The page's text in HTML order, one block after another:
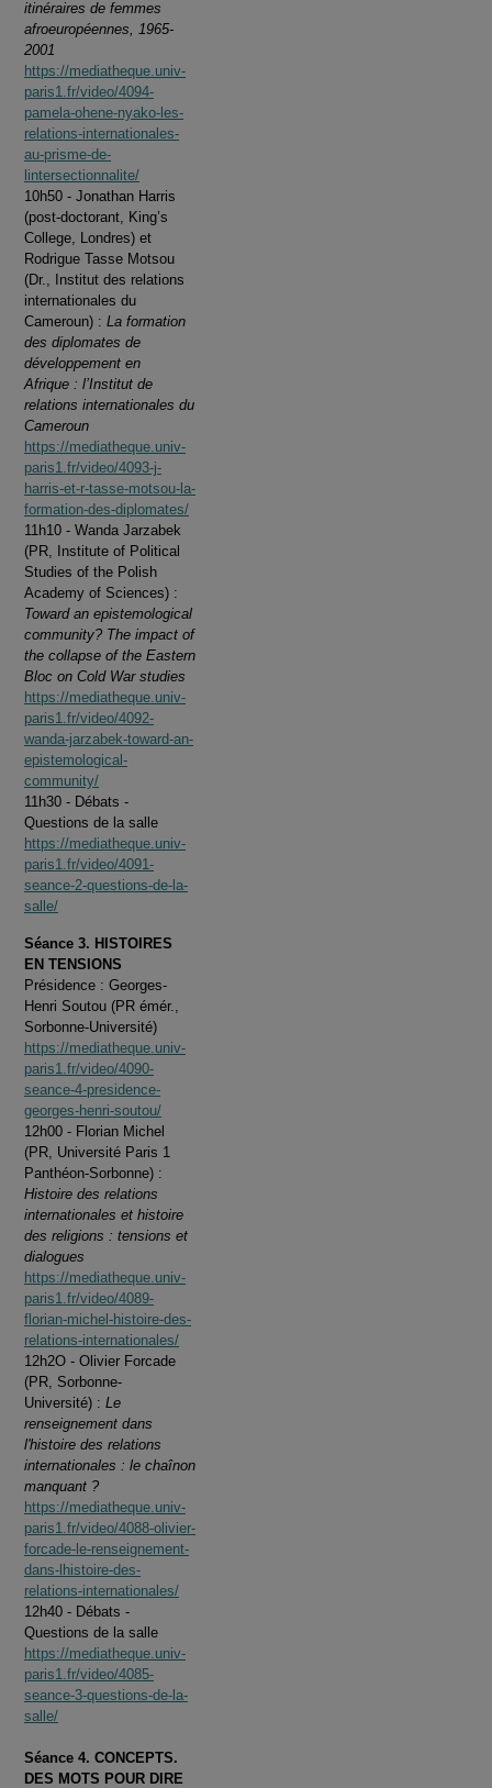
itinéraires de femmes
afroeuropéennes, 1965-
2001
https://mediatheque.univ-
paris1.fr/video/4094-
pamela-ohene-nyako-les-
relations-internationales-
au-prisme-de-
lintersectionnalite/
10h50 - Jonathan Harris
(post-doctorant, King’s
College, Londres) et
Rodrigue Tasse Motsou
(Dr., Institut des relations
internationales du
Cameroun) : La formation
des diplomates de
développement en
Afrique : l’Institut de
relations internationales du
Cameroun
https://mediatheque.univ-
paris1.fr/video/4093-j-
harris-et-r-tasse-motsou-la-
formation-des-diplomates/
11h10 - Wanda Jarzabek
(PR, Institute of Political
Studies of the Polish
Academy of Sciences) :
Toward an epistemological
community? The impact of
the collapse of the Eastern
Bloc on Cold War studies
https://mediatheque.univ-
paris1.fr/video/4092-
wanda-jarzabek-toward-an-
epistemological-
community/
11h30 - Débats -
Questions de la salle
https://mediatheque.univ-
paris1.fr/video/4091-
seance-2-questions-de-la-
salle/
Séance 3. HISTOIRES
EN TENSIONS
Présidence : Georges-
Henri Soutou (PR émér.,
Sorbonne-Université)
https://mediatheque.univ-
paris1.fr/video/4090-
seance-4-presidence-
georges-henri-soutou/
12h00 - Florian Michel
(PR, Université Paris 1
Panthéon-Sorbonne) :
Histoire des relations
internationales et histoire
des religions : tensions et
dialogues
https://mediatheque.univ-
paris1.fr/video/4089-
florian-michel-histoire-des-
relations-internationales/
12h2O - Olivier Forcade
(PR, Sorbonne-
Université) : Le
renseignement dans
l'histoire des relations
internationales : le chaînon
manquant ?
https://mediatheque.univ-
paris1.fr/video/4088-olivier-
forcade-le-renseignement-
dans-lhistoire-des-
relations-internationales/
12h40 - Débats -
Questions de la salle
https://mediatheque.univ-
paris1.fr/video/4085-
seance-3-questions-de-la-
salle/
Séance 4. CONCEPTS.
DES MOTS POUR DIRE